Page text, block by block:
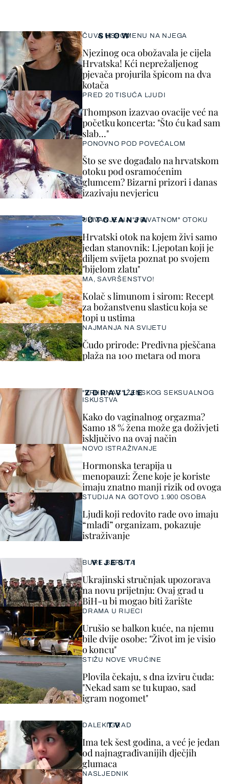
VIJESTI
BURE BARUTA
Ukrajinski stručnjak upozorava
na novu prijetnju: Ovaj grad u
BiH-u bi mogao biti žarište
DRAMA U RIJECI
Urušio se balkon kuće, na njemu
bile dvije osobe: "Život im je visio
o koncu"
STIŽU NOVE VRUĆINE
Plovila čekaju, s dna izviru čuda:
"Nekad sam se tu kupao, sad
igram nogomet"
SHOW
ČUVA USPOMENU NA NJEGA
Njezinog oca obožavala je cijela
Hrvatska! Kći neprežaljenog
pjevača projurila špicom na dva
kotača
PRED 20 TISUĆA LJUDI
Thompson izazvao ovacije već na
početku koncerta: "Što ću kad sam
slab..."
PONOVNO POD POVEĆALOM
Što se sve događalo na hrvatskom
otoku pod osramoćenim
glumcem? Bizarni prizori i danas
izazivaju nevjericu
ZDRAVLJE
"VRHUNAC" ŽENSKOG SEKSUALNOG
ISKUSTVA
Kako do vaginalnog orgazma?
Samo 18 % žena može ga doživjeti
isključivo na ovaj način
NOVO ISTRAŽIVANJE
Hormonska terapija u
menopauzi: Žene koje je koriste
imaju znatno manji rizik od ovoga
STUDIJA NA GOTOVO 1.900 OSOBA
Ljudi koji redovito rade ovo imaju
“mlađi” organizam, pokazuje
istraživanje
TV
DALEKI GRAD
Ima tek šest godina, a već je jedan
od najnagrađivanijih dječjih
glumaca
NASLJEDNIK
PUTOVANJA
UŽIVANJE NA "PRIVATNOM" OTOKU
Hrvatski otok na kojem živi samo
jedan stanovnik: Ljepotan koji je
diljem svijeta poznat po svojem
"bijelom zlatu"
MA, SAVRŠENSTVO!
Kolač s limunom i sirom: Recept
za božanstvenu slasticu koja se
topi u ustima
NAJMANJA NA SVIJETU
Čudo prirode: Predivna pješčana
plaža na 100 metara od mora